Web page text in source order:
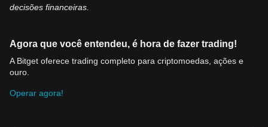
decisões financeiras.
Agora que você entendeu, é hora de fazer trading!
A Bitget oferece trading completo para criptomoedas, ações e
ouro.
Operar agora!